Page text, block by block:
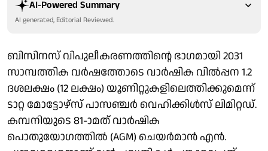
AI-Powered Summary
AI generated, Editorial Reviewed.
ബിസിനസ് വിപുലീകരണത്തിന്റെ ഭാഗമായി 2031
സാമ്പത്തിക വർഷത്തോടെ വാർഷിക വിൽപ്പന 1.2
ദശലക്ഷം (12 ലക്ഷം) യൂണിറ്റുകളിലെത്തിക്കുമെന്ന്
ടാറ്റ മോട്ടോഴ്‌സ് പാസഞ്ചർ വെഹിക്കിൾസ് ലിമിറ്റഡ്.
കമ്പനിയുടെ 81-ാമത് വാർഷിക
പൊതുയോഗത്തിൽ (AGM) ചെയർമാൻ എൻ.